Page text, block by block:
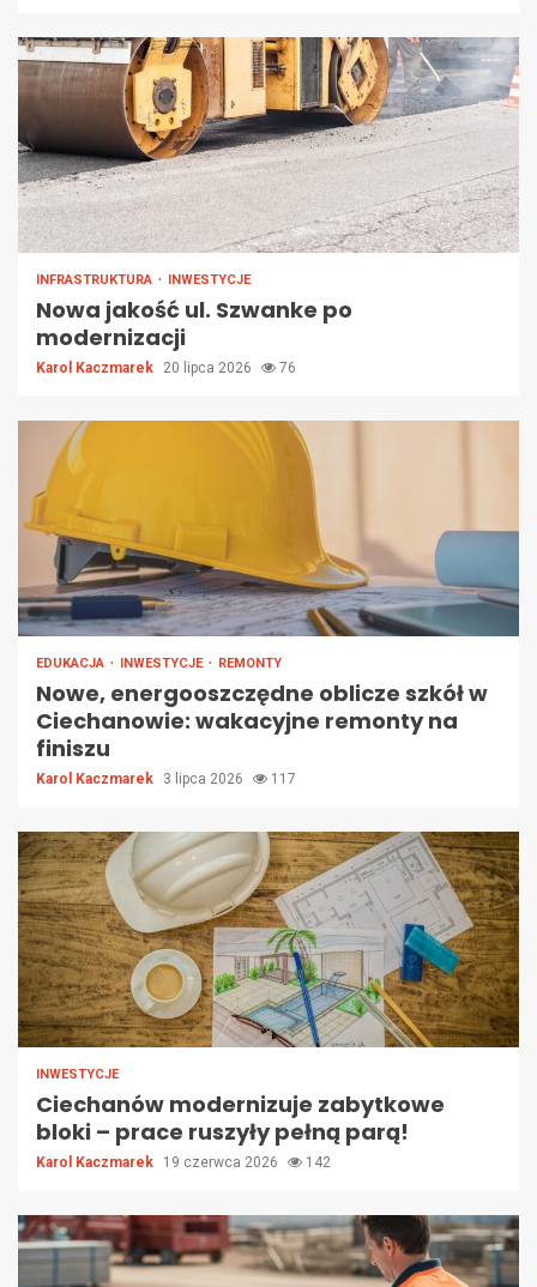
INFRASTRUKTURA INWESTYCJE
Nowa jakość ul. Szwanke po
modernizacji
Karol Kaczmarek 20 lipca 2026 76
EDUKACJA INWESTYCJE REMONTY
Nowe, energooszczędne oblicze szkół w
Ciechanowie: wakacyjne remonty na
finiszu
Karol Kaczmarek 3 lipca 2026 117
INWESTYCJE
Ciechanów modernizuje zabytkowe
bloki – prace ruszyły pełną parą!
Karol Kaczmarek 19 czerwca 2026 142